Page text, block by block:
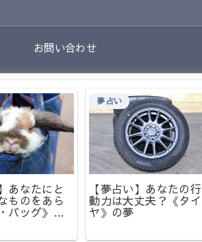
お問い合わせ
あなたにと
ものをあら
バッグ》の
夢占い
【夢占い】あなたの行
動力は大丈夫？《タイ
ヤ》の夢